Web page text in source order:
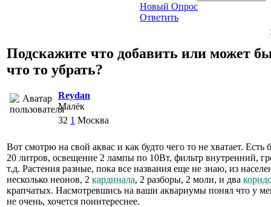
Новый Опрос
Ответить
Подскажите что добавить или может
что то убрать?
Reydan
Малёк
32 1 Москва
Вот смотрю на свой аквас и как будто чего то не хватает. Есть
20 литров, освещение 2 лампы по 10Вт, фильтр внутренний,
т.д. Растения разные, пока все названия еще не знаю, из
несколько неонов, 2 кардинала, 2 разборы, 2 моли, и два
крапчатых. Насмотревшись на ваши аквариумы понял что у
не очень, хочется поинтереснее.